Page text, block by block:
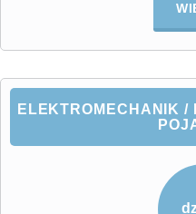
ELEKTROMECHANIK